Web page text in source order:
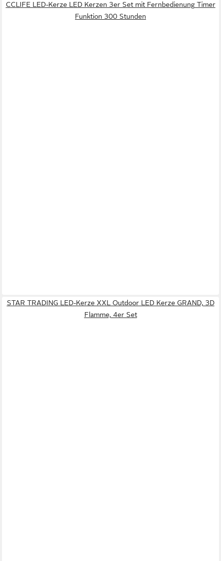
CCLIFE LED-Kerze LED Kerzen 3er Set mit Fernbedienung Timer
Funktion 300 Stunden
STAR TRADING LED-Kerze XXL Outdoor LED Kerze GRAND, 3D
Flamme, 4er Set